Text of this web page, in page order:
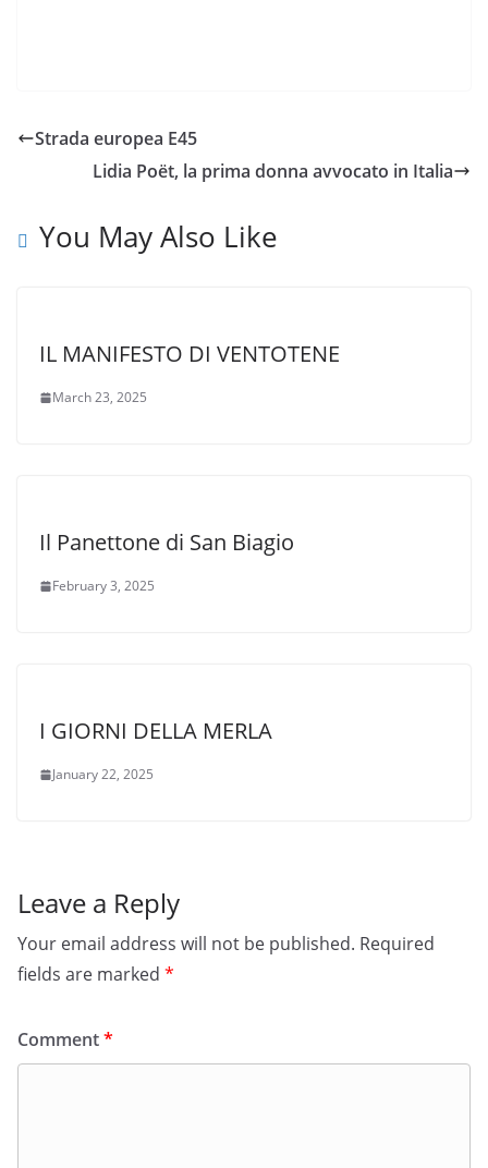
Strada europea E45
Lidia Poët, la prima donna avvocato in Italia
You May Also Like
IL MANIFESTO DI VENTOTENE
March 23, 2025
Il Panettone di San Biagio
February 3, 2025
I GIORNI DELLA MERLA
January 22, 2025
Leave a Reply
Your email address will not be published. Required
fields are marked *
Comment*